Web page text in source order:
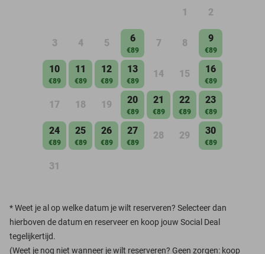
1 2
3 4 5 6
€89
7 8 9
€89
10
€89
11
€89
12
€89
13
€89
14 15 16
€89
17 18 19 20
€89
21
€89
22
€89
23
€89
24
€89
25
€89
26
€89
27
€89
28 29 30
€89
31
*Weet je al op welke datum je wilt reserveren? Selecteer dan
hierboven de datum en reserveer en koop jouw Social Deal
tegelijkertijd.
(Weet je nog niet wanneer je wilt reserveren? Geen zorgen: koop